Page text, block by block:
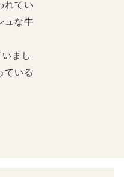
れてい
ュな牛
まし
ている